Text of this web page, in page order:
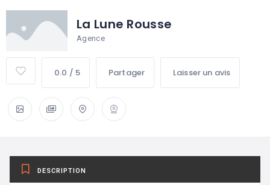
La Lune Rousse
Agence
0.0 / 5 Partager Laisser un avis
DESCRIPTION